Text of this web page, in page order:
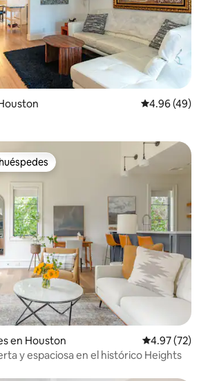
Calificación
4.96 (49)
preferido
en Houston Calificación
4.97 (72)
y espaciosa en el histórico Heights